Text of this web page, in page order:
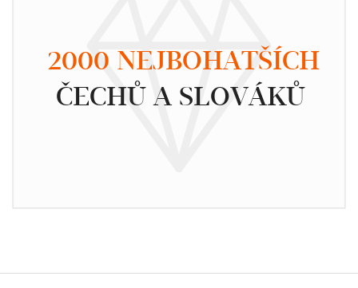
2000 NEJBOHATŠÍCH
ČECHŮ A SLOVÁKŮ